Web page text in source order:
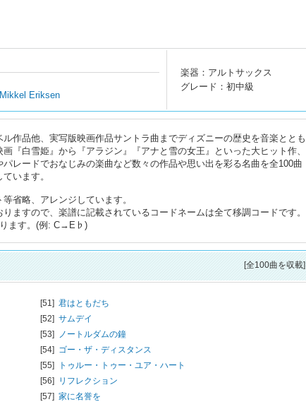
Eriksen
楽器：アルトサックス
グレード：初中級
作品他、実写版映画作品サントラ曲までディズニーの歴史を音楽ととも
『白雪姫』から『アラジン』『アナと雪の女王』といった大ヒット作、
レードでおなじみの楽曲など数々の作品や思い出を彩る名曲を全100曲
います。
省略、アレンジしています。
ますので、楽譜に記載されているコードネームは全て移調コードです。
ります。(例: C→E♭)
[全100曲を収載]
[51] 君はともだち
[52] サムデイ
[53] ノートルダムの鐘
[54] ゴー・ザ・ディスタンス
[55]
トゥルー・トゥー・ユア・ハート
[56] リフレクション
[57] 家に名誉を